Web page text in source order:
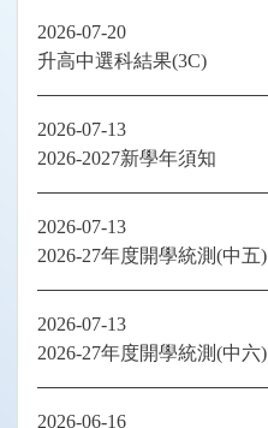
2026-07-20
升高中選科結果(3C)
2026-07-13
2026-2027新學年須知
2026-07-13
2026-27年度開學統測(中五)
2026-07-13
2026-27年度開學統測(中六)
2026-06-16